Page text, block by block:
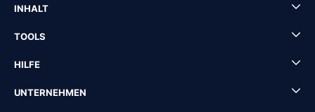
INHALT
TOOLS
HILFE
UNTERNEHMEN